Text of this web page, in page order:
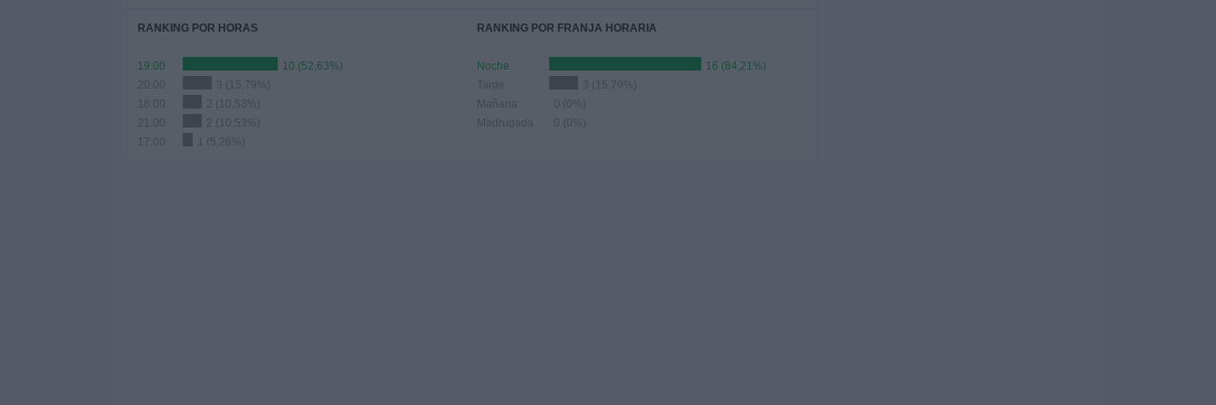
RANKING POR HORAS
19:00
10 (52,63%)
20:00
3 (15,79%)
18:00
2 (10,53%)
21:00
2 (10,53%)
17:00
1 (5,26%)
RANKING POR FRANJA HORARIA
Noche
16 (84,21%)
Tarde
3 (15,79%)
Mañana
0 (0%)
Madrugada
0 (0%)